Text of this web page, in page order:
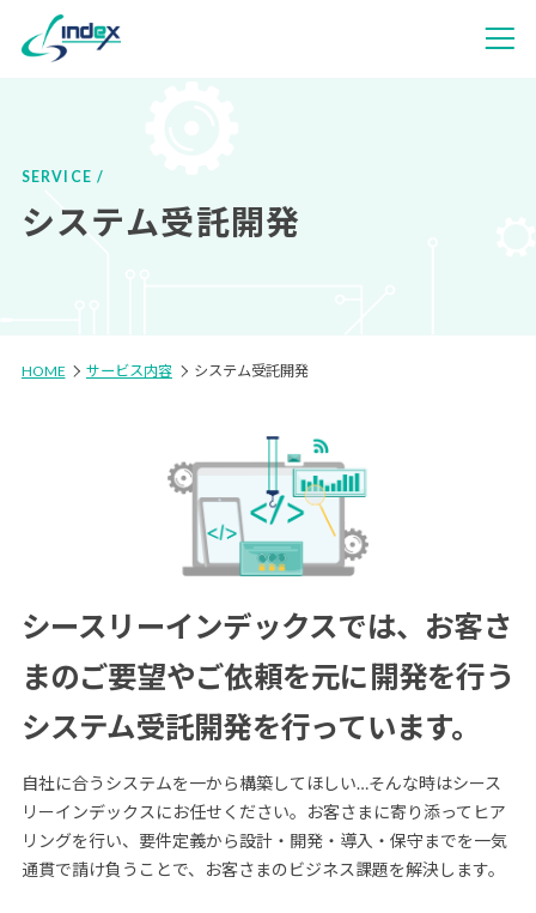
SERVICE
システム受託開発
HOME サービス内容 システム受託開発
シースリーインデックスでは、 お客さ
まのご要望やご依頼を元に開発を行う
システム受託開発を行っています。
自社に合うシステムを一から構築してほしい…そんな時はシース
リーインデックスにお任せください。
お客さまに寄り添ってヒア
リングを行い、要件定義から設計・開発・導入・保守までを一気
通貫で請け負うことで、お客さまのビジネス課題を解決します。